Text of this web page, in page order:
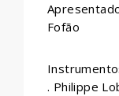
Fofão
. Philippe